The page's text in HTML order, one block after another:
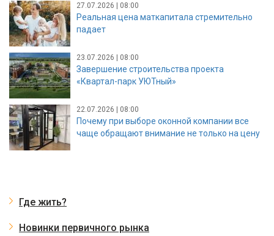
27.07.2026 | 08:00
Реальная цена маткапитала стремительно
падает
23.07.2026 | 08:00
Завершение строительства проекта
«Квартал-парк УЮТный»
22.07.2026 | 08:00
Почему при выборе оконной компании все
чаще обращают внимание не только на цену
Где жить?
Новинки первичного рынка